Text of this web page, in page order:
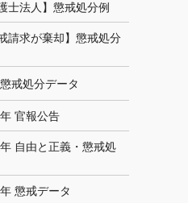
士法人】懲戒処分例
請求が棄却】懲戒処分
戒処分データ
官報公告
自由と正義・懲戒処
懲戒データ